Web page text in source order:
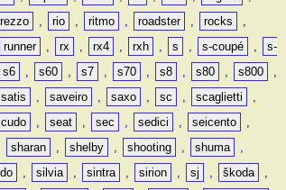
rezzo , rio , ritmo , roadster , rocks
,
runner , rx , rx4 , rxh , s , s-coupé ,
s-
s6 , s60 , s7 , s70 , s8 , s80 , s800
,
satis , saveiro , saxo , sc , scaglietti
,
, seat , sec , sedici , seicento
,
sharan , shelby , shooting , shuma
,
, silvia , sintra , sirion , sj , škoda
,